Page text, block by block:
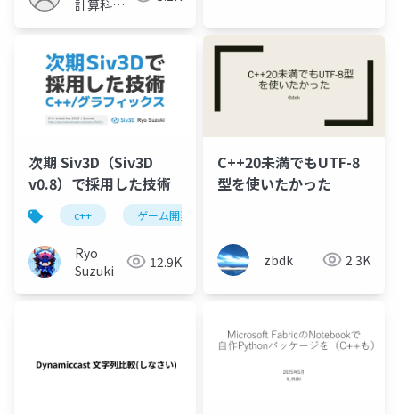
計算科学
次期 Siv3D（Siv3D
v0.8）で採用した技術
c++ ゲーム開発
Ryo
Suzuki
12.9K
C++20未満でもUTF-8
型を使いたかった
zbdk 2.3K